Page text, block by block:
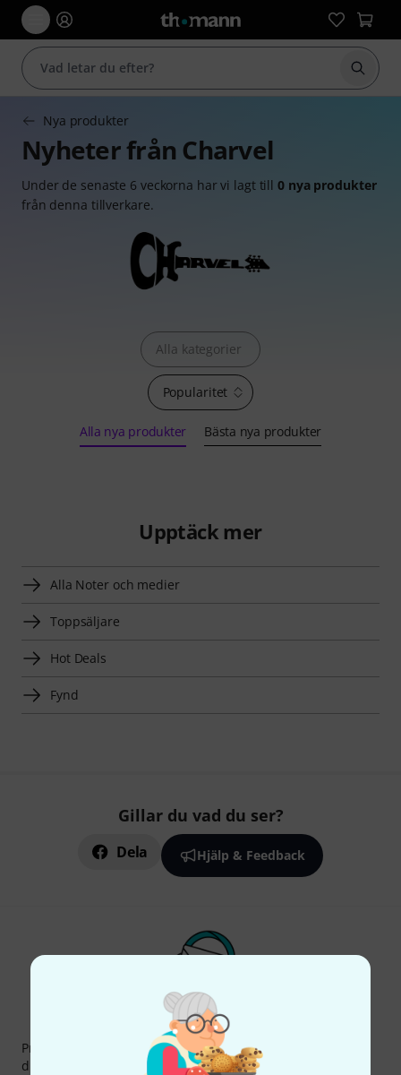
Börja
Nya produkter
Nyheter från Charvel
Under de senaste 6 veckorna har vi lagt till0 nya produkter
från denna tillverkare.
Popularitet
Alla kategorier
Alla nya produkter Bästa nya produkter
Upptäck mer
Alla Noter och medier
Toppsäljare
Hot Deals
Fynd
Gillar du vad du ser?
Dela Hjälp & Feedback
Thomann nyhetsbrev
Prenumererar på Thomanns Nyhetsbrev på engelska och
du kan med lite tur vinna en50 kupong